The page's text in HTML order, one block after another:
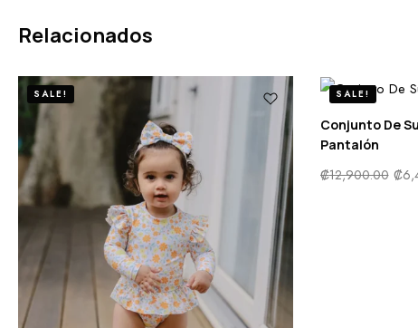
Relacionados
SALE! SALE!
Conjunto De
Pantalón
₡12,900.00 ₡